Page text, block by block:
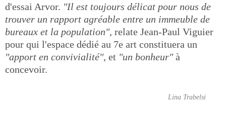
d'essai Arvor. "Il est toujours délicat pour nous de
trouver un rapport agréable entre un immeuble de
bureaux et la population", relate Jean-Paul Viguier
pour qui l'espace dédié au 7e art constituera un
"apport en convivialité", et "un bonheur"à
concevoir.
Lina Trabelsi